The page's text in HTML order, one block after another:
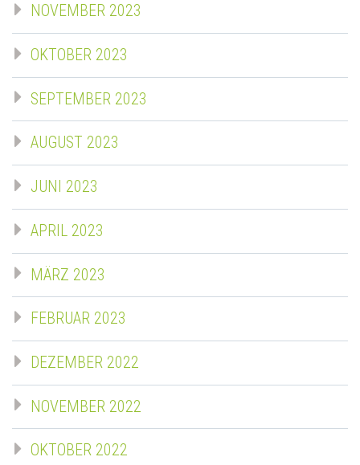
NOVEMBER 2023
OKTOBER 2023
SEPTEMBER 2023
AUGUST 2023
JUNI 2023
APRIL 2023
MÄRZ 2023
FEBRUAR 2023
DEZEMBER 2022
NOVEMBER 2022
OKTOBER 2022